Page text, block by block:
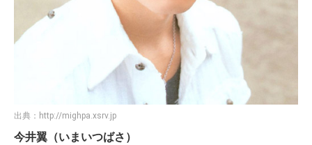
出典： http://mighpa.xsrv.jp
今井翼（いまいつばさ）